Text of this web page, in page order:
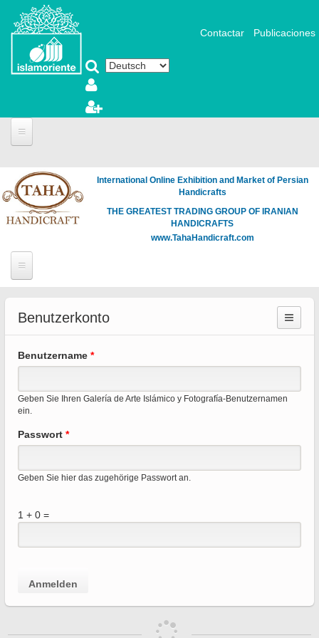
Direkt zum Inhalt
Contactar Publicaciones
Fotografía y Arte
Videos
Noticias
Literatura
Tienda
Corán
Súplicas
Dichos y Narraciones
International Online Exhibition and Market of Persian
Handicrafts
THE GREATEST TRADING GROUP OF IRANIAN
HANDICRAFTS
www.TahaHandicraft.com
Muslim Woman
Poster
Caricature
Benutzerkonto
Benutzername *
Geben Sie Ihren Galería de Arte Islámico y Fotografía-Benutzernamen
ein.
Passwort *
Geben Sie hier das zugehörige Passwort an.
1 + 0 =